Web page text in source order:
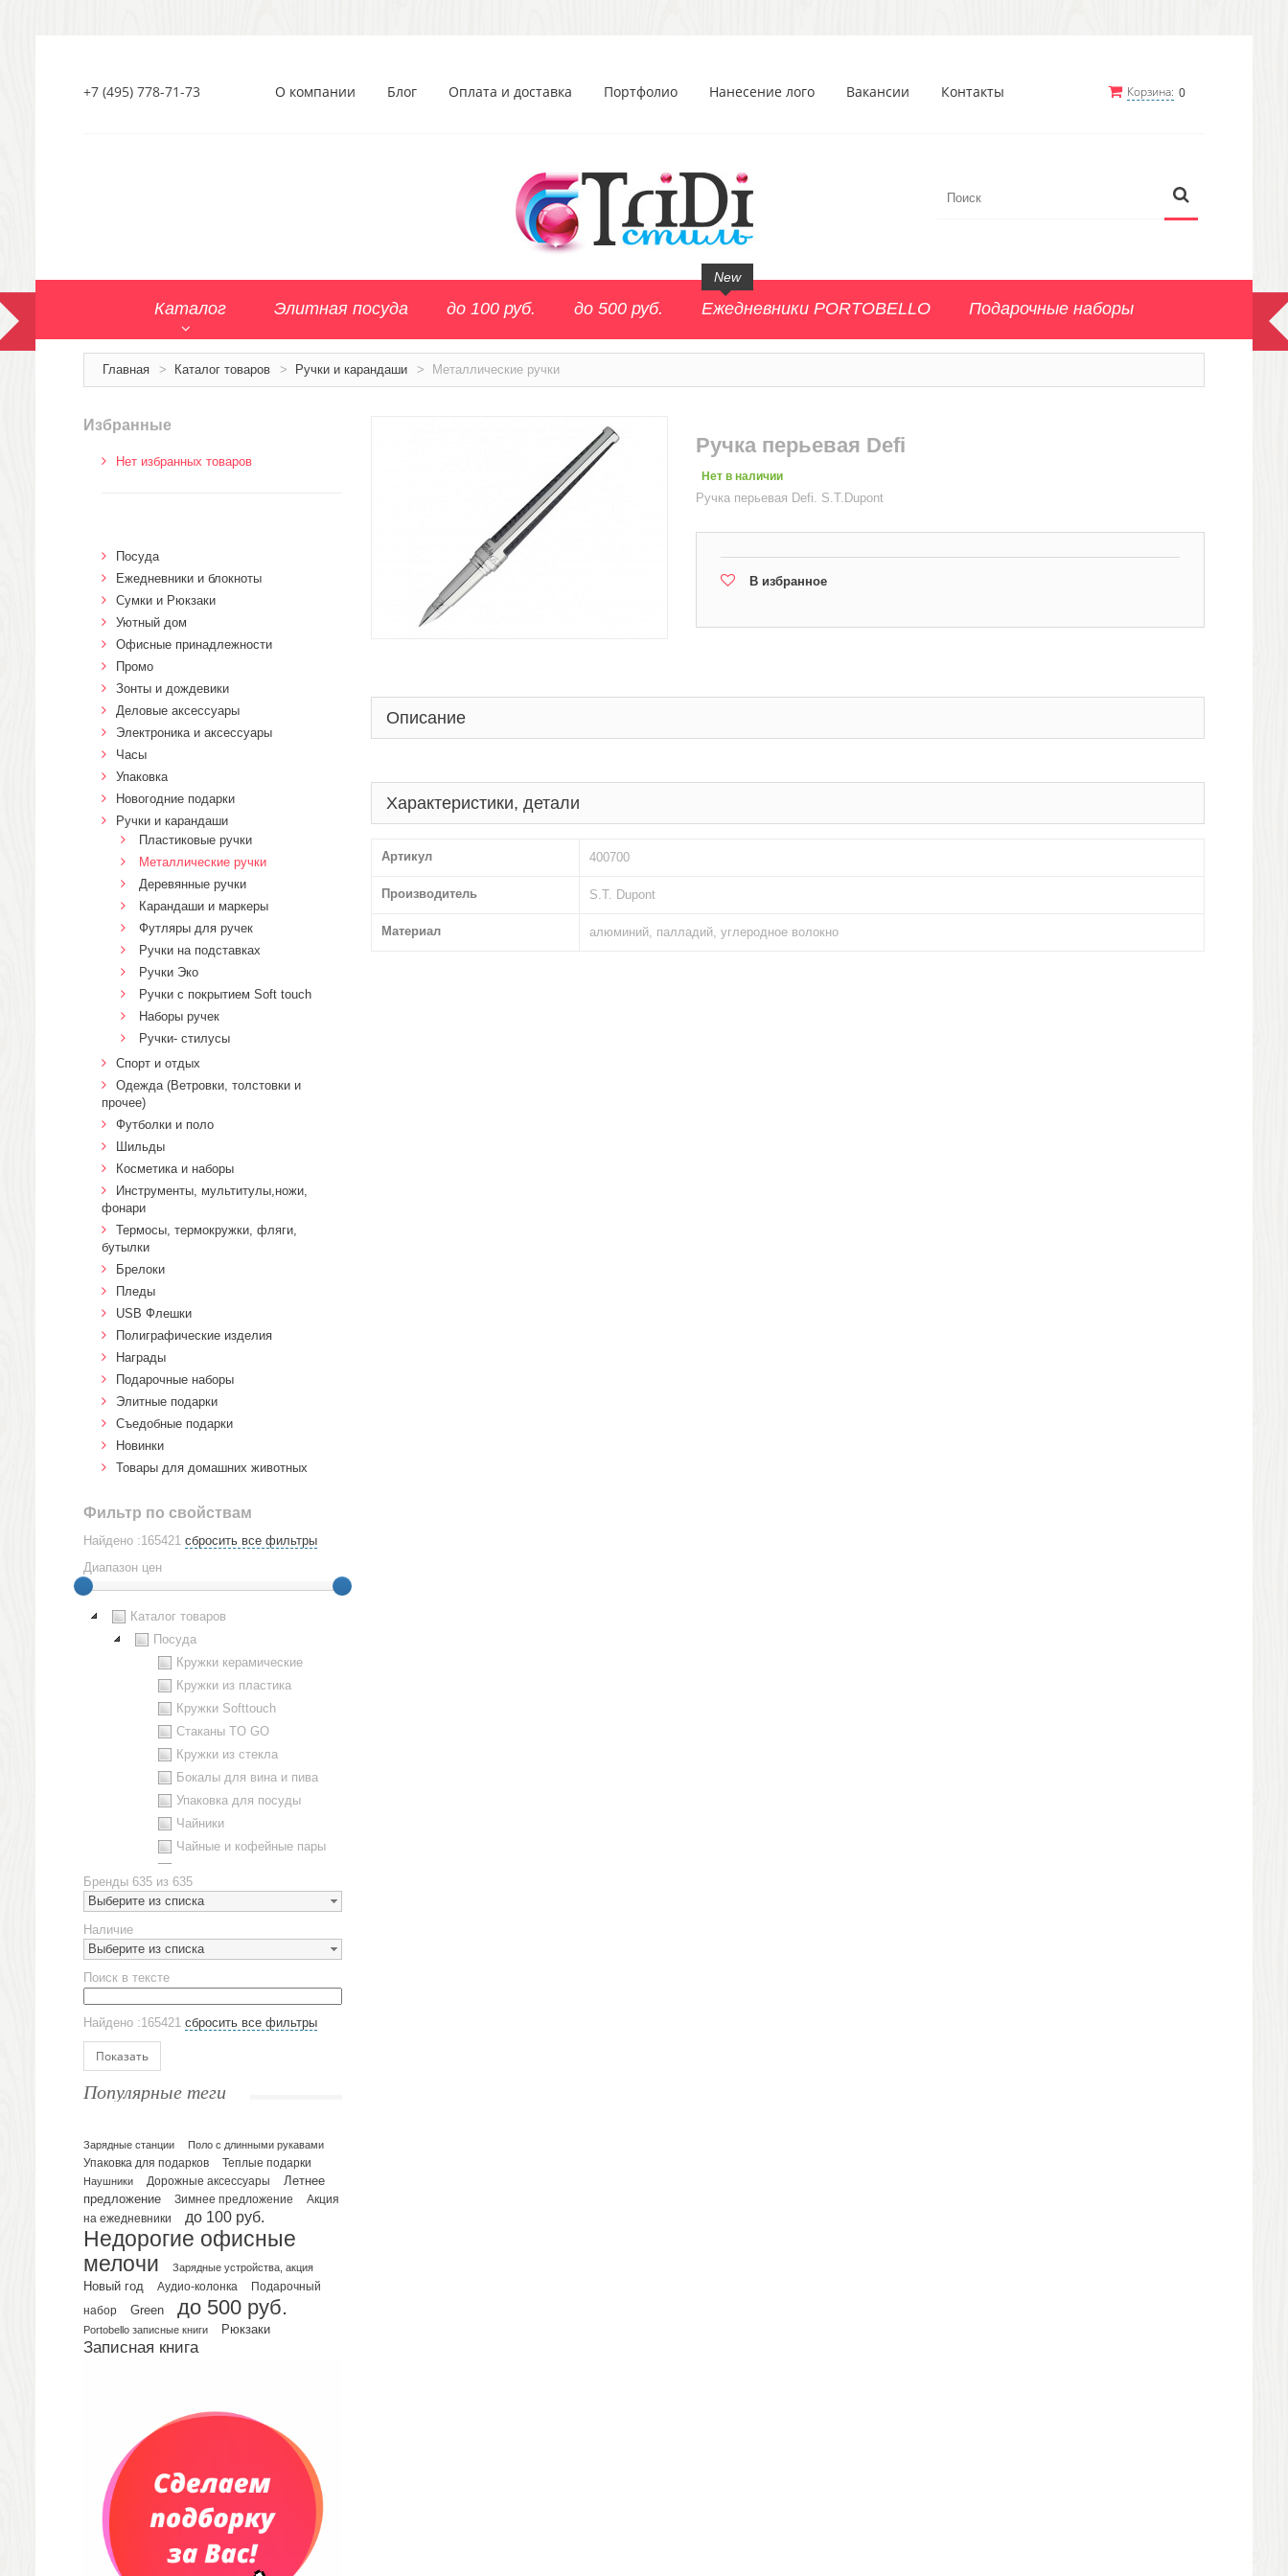
Корзина: 0
+7 (495) 778-71-73 О компании Блог Оплата и доставка Портфолио Нанесение лого Вакансии Контакты
Каталог Элитная посуда до 100 руб. до 500 руб. Ежедневники PORTOBELLO
New
Подарочные наборы
Главная > Каталог товаров > Ручки и карандаши > Металлические ручки
Ручка перьевая Defi
Нет в наличии
Ручка перьевая Defi. S.T.Dupont
В избранное
Описание
Характеристики, детали
Артикул 400700
Производитель S.T. Dupont
Материал алюминий, палладий, углеродное волокно
Избранные
Нет избранных товаров
Посуда
Ежедневники и блокноты
Сумки и Рюкзаки
Уютный дом
Офисные принадлежности
Промо
Зонты и дождевики
Деловые аксессуары
Электроника и аксессуары
Часы
Упаковка
Новогодние подарки
Ручки и карандаши
Пластиковые ручки
Металлические ручки
Деревянные ручки
Карандаши и маркеры
Футляры для ручек
Ручки на подставках
Ручки Эко
Ручки с покрытием Soft touch
Наборы ручек
Ручки- стилусы
Спорт и отдых
Одежда (Ветровки, толстовки и
прочее)
Футболки и поло
Шильды
Косметика и наборы
Инструменты, мультитулы,ножи,
фонари
Термосы, термокружки, фляги,
бутылки
Брелоки
Пледы
USB Флешки
Полиграфические изделия
Награды
Подарочные наборы
Элитные подарки
Cъедобные подарки
Новинки
Товары для домашних животных
Фильтр по свойствам
Найдено :165421 сбросить все фильтры
Диапазон цен
Каталог товаров
Посуда
Кружки керамические
Кружки из пластика
Кружки Softtouch
Стаканы TO GO
Кружки из стекла
Бокалы для вина и пива
Упаковка для посуды
Чайники
Чайные и кофейные пары
Наборы посуды
Предметы сервировки
Стаканы
Эко кружки
ЕВРОПОСУДА
Аксессуары
Ежедневники и блокноты
Датированные ежедневники
Планинги и телефонные книжки
Планинги датированные
Планинги недатированные
Телефонные книжки
Еженедельники
Органайзер на ежедневник
Сумки и Рюкзаки
Сумки для планшетов и ноутбуков
Рюкзаки
Конференц-сумки
Несессеры и косметички
Портфели
Чехлы для планшетов и ноутбуков
Сумка на пояс или шею
Аксессуары
Бренды 635 из 635
Выберите из списка
Наличие
Выберите из списка
Поиск в тексте
Найдено :165421 сбросить все фильтры
Показать
Популярные теги
Зарядные станции Поло с длинными рукавами
Упаковка для подарков
Теплые подарки
Наушники
Дорожные аксессуары
Летнее
предложение
Зимнее предложение
Акция
на ежедневники
до 100 руб.
Недорогие офисные
мелочи
Зарядные устройства, акция
Новый год Аудио-колонка
Подарочный
набор
Green до 500 руб.
Portobello записные книги Рюкзаки
Записная книга